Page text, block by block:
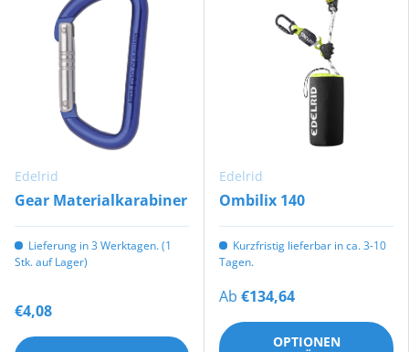
Edelrid
Gear Materialkarabiner
Lieferung in 3 Werktagen. (1
Stk. auf Lager)
€4,08
Edelrid
Ombilix 140
Kurzfristig lieferbar in ca. 3-10
Tagen.
Ab €134,64
OPTIONEN